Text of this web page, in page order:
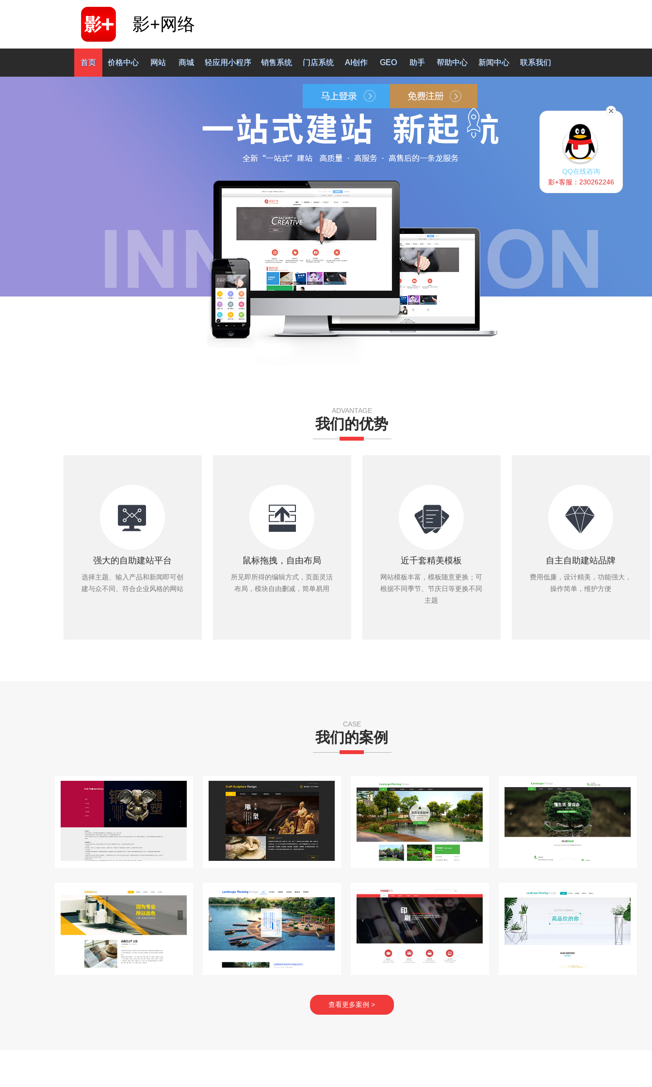
影+网络
首页 价格中心 网站 商城 轻应用小程序 销售系统 门店系统 AI创作 GEO 助手 帮助中心 新闻中心 联系我们
ADVANTAGE
我们的优势
强大的自助建站平台
选择主题、输入产品和新闻即可创
建与众不同、符合企业风格的网站
鼠标拖拽，自由布局
所见即所得的编辑方式，页面灵活
布局，模块自由删减，简单易用
近千套精美模板
网站模板丰富，模板随意更换；可
根据不同季节、节庆日等更换不同
主题
自主自助建站品牌
费用低廉，设计精美，功能强大，
操作简单，维护方便
CASE
我们的案例
查看更多案例 >
QQ在线咨询
影+客服：230262246